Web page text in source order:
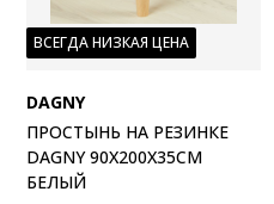
ВСЕГДА НИЗКАЯ ЦЕНА
DAGNY
ПРОСТЫНЬ НА РЕЗИНКЕ
DAGNY 90X200X35СМ
БЕЛЫЙ